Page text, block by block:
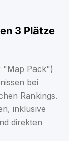
3 Plätze
"Map Pack")
bei
Rankings.
inklusive
direkten